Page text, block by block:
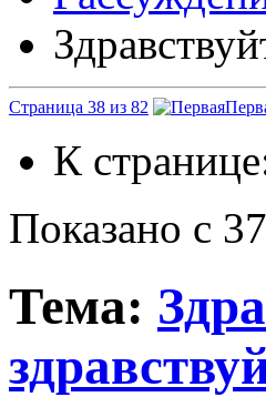
Страница 38 из 82
К
Показано с
Тема: